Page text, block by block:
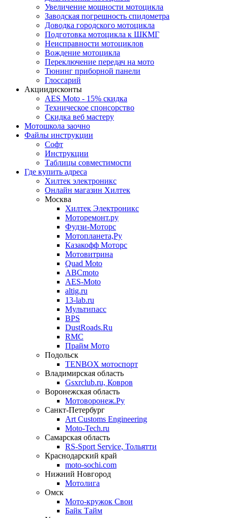
Увеличение мощности мотоцикла
Заводская погрешность спидометра
Доводка городского мотоцикла
Подготовка мотоцикла к ШКМГ
Неисправности мотоциклов
Вождение мотоцикла
Переключение передач на мото
Тюнинг приборной панели
Глоссарий
Акциидисконты
AES Moto - 15% скидка
Техническое спонсорство
Скидка веб мастеру
Мотошкола заочно
Файлы инструкции
Софт
Инструкции
Таблицы совместимости
Где купить адреса
Хилтек электроникс
Онлайн магазин Хилтек
Москва
Хилтек Электроникс
Моторемонт.ру
Фудзи-Моторс
Мотопланета,Ру
Казакофф Моторс
Мотовитрина
Quad Moto
ABCmoto
AES-Moto
altig.ru
13-lab.ru
Мультипасс
BPS
DustRoads.Ru
RMC
Прайм Мото
Подольск
TENBOX мотоспорт
Владимирская область
Gsxrclub.ru, Ковров
Воронежская область
Мотоворонеж.Ру
Санкт-Петербург
Art Customs Engineering
Moto-Tech.ru
Самарская область
RS-Sport Service, Тольятти
Краснодарский край
moto-sochi.com
Нижний Новгород
Мотолига
Омск
Мото-кружок Свои
Байк Тайм